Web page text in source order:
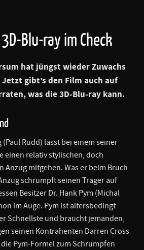
Blu-ray im Check
hat jüngst wieder Zuwachs
gibt’s den Film auch auf
was die 3D-Blu-ray kann.
Rudd) lässt bei einem seiner
einen relativ stylischen, doch
mitgehen. Was er beim Bruch
schrumpft seinen Träger auf
Besitzer Dr. Hank Pym (Michal
im Auge. Pym ist altersbedingt
Schnellste und braucht jemanden,
seinen Kontrahenten Darren Cross
Pym-Formel zum Schrumpfen